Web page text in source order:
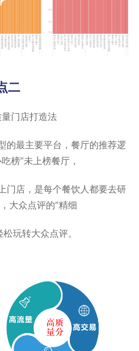
二
门店打造法
的最主要平台，餐厅的推荐逻
榜”未上榜餐厅，
门店，是每个餐饮人都要去研
大众点评的“精细
玩转大众点评。